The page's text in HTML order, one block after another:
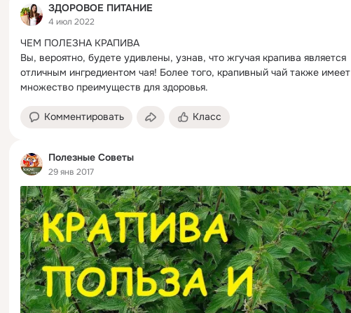
ЗДОРОВОЕ ПИТАНИЕ
4 июл 2022
ЧЕМ ПОЛЕЗНА КРАПИВА
Вы, вероятно, будете удивлены, узнав, что жгучая крапива является
отличным ингредиентом чая! Более того, крапивный чай также имеет
множество преимуществ для здоровья.
Комментировать Класс
Полезные Советы
29 янв 2017